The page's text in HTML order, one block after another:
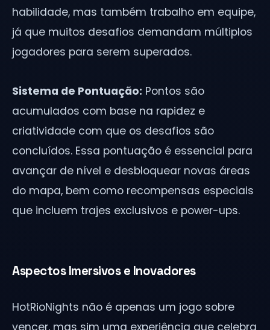
habilidade, mas também trabalho em equipe,
já que muitos desafios demandam múltiplos
jogadores para serem superados.
Sistema de Pontuação: Pontos são
acumulados com base na rapidez e
criatividade com que os desafios são
concluídos. Essa pontuação é essencial para
avançar de nível e desbloquear novas áreas
do mapa, bem como recompensas especiais
que incluem trajes exclusivos e power-ups.
Aspectos Imersivos e Inovadores
HotRioNights não é apenas um jogo sobre
vencer, mas sim uma experiência que celebra